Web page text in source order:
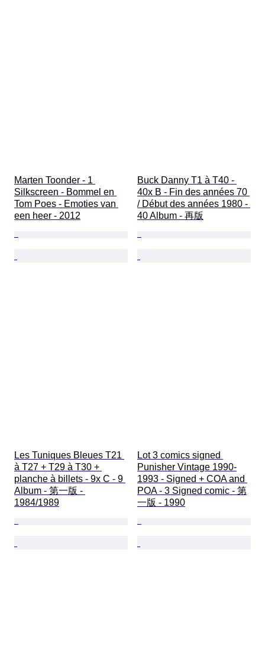
Marten Toonder - 1
Silkscreen - Bommel en
Tom Poes - Emoties van
een heer - 2012
Buck Danny T1 à T40 -
40x B - Fin des années 70
/ Début des années 1980 -
40 Album - 再版
Les Tuniques Bleues T21
à T27 + T29 à T30 +
planche à billets - 9x C - 9
Album - 第一版 -
1984/1989
Lot 3 comics signed
Punisher Vintage 1990-
1993 - Signed + COA and
POA - 3 Signed comic - 第
一版 - 1990